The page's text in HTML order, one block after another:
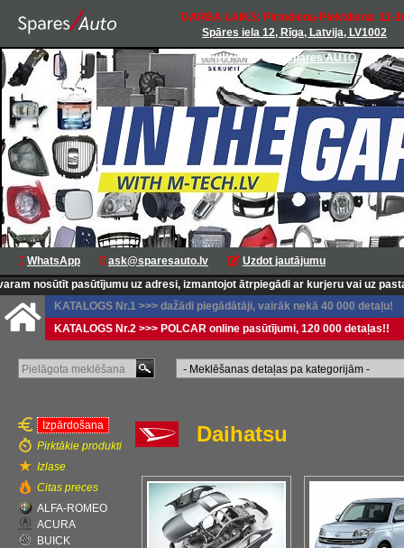
DARBA LAIKS: Pirmdiena-Piektdiena: 11-
Spāres iela 12, Rīga, Latvija, LV1002
Spares AUTO
WhatsApp ask@sparesauto.lv
Uzdot jautājumu
nosūtīt pasūtījumu uz adresi, izmantojot ātrpiegādi ar kurjeru vai uz pasta
KATALOGS Nr.1 >>> dažādi piegādātāji, vairāk nekā 40 000 detaļu!
KATALOGS Nr.2 >>> POLCAR online pasūtījumi, 120 000 detaļas!!
Izpārdošana
Pirktākie produkti
Izlase
Citas preces
ALFA-ROMEO
ACURA
BUICK
Daihatsu